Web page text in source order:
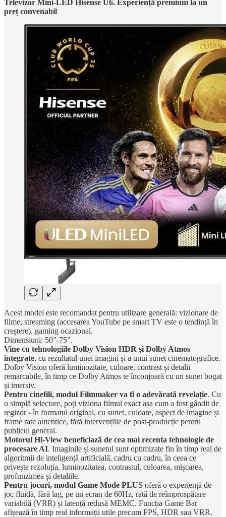
Televizor Mini-LED Hisense U6. Experiență premium la un
preț convenabil
Acest model este recomandat pentru utilizare generală: vizionare de
filme, streaming (accesarea YouTube pe smart TV este o tendință în
creștere), gaming ocazional.
Dimensiuni: 50”-75”.
Vine cu tehnologiile Dolby Vision HDR și Dolby Atmos
integrate, cu rezultatul unei imagini și a unui sunet cinematografice.
Dolby Vision oferă luminozitate, culoare, contrast și detalii
remarcabile, în timp ce Dolby Atmos te înconjoară cu un sunet bogat
și imersiv.
Pentru cinefili, modul Filmmaker va fi o adevărată revelație. Cu
o simplă selectare, poți viziona filmul exact așa cum a fost gândit de
regizor - în formatul original, cu sunet, culoare, aspect de imagine și
frame rate autentice, fără intervențiile de post-producție pentru
publicul general.
Motorul Hi-View beneficiază de cea mai recenta tehnologie de
procesare AI. Imaginile și sunetul sunt optimizate fin în timp real de
algoritmii de inteligență artificială, cadru cu cadru, în ceea ce
privește rezoluția, luminozitatea, contrastul, culoarea, mișcarea,
profunzimea și detaliile.
Pentru jocuri, modul Game Mode PLUS oferă o experiență de
joc fluidă, fără lag, pe un ecran de 60Hz, rată de reîmprospătare
variabilă (VRR) și latență redusă MEMC. Funcția Game Bar
afișează în timp real informații utile precum FPS, HDR sau VRR.